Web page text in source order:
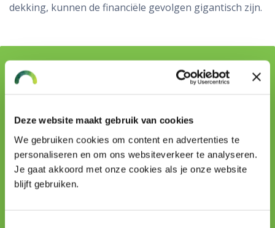
Deze website maakt gebruik van cookies
We gebruiken cookies om content en advertenties te
personaliseren en om ons websiteverkeer te analyseren.
Je gaat akkoord met onze cookies als je onze website
blijft gebruiken.
dekking, kunnen de financiële gevolgen gigantisch zijn.
Vraag stellen aan onze adviseurs
Telefoon